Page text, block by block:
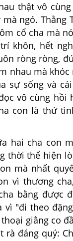
thật vô
ngó. Thằng
cổ cha mà
khôn, hết
ròng ròng,
nhau mà
sự sống và
vô cùng hồi
con là thứ
hai cha con
thời thể hiện
mà nhất
vì thương
bằng được
vì "đi theo
giằng co
đáng quý: